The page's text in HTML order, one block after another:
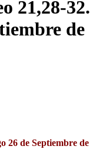
21,28-32.
de
26 de Septiembre de